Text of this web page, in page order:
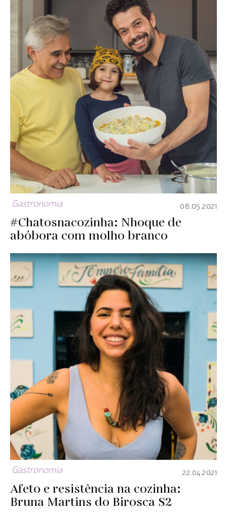
Gastronomia 08.05.2021
#Chatosnacozinha: Nhoque de
abóbora com molho branco
Gastronomia 22.04.2021
Afeto e resistência na cozinha:
Bruna Martins do Birosca S2